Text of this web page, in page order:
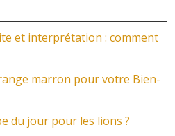
et interprétation : comment
marron pour votre Bien-
du jour pour les lions ?